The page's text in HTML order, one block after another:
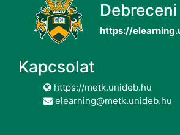
https://
Kapcsolat
https://metk.unideb.hu
elearning@metk.unideb.hu